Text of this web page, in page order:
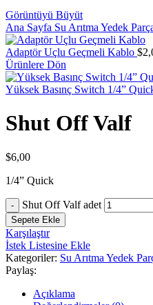
Görüntüyü Büyüt
Ana Sayfa Su Arıtma Yedek
Adaptör Uçlu Geçmeli Kablo $
Ürünlere Dön
Yüksek Basınç Switch 1/4”
Shut Off Valf
$6,00
1/4” Quick
Shut Off Valf adet
Sepete Ekle
Karşılaştır
İstek Listesine Ekle
Kategoriler: Su Arıtma Yedek
Paylaş:
Açıklama